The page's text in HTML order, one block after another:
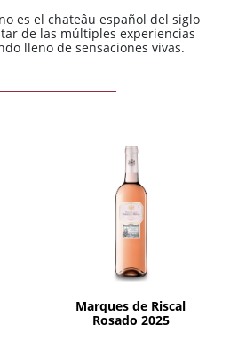
es el chateâu español del siglo
de las múltiples experiencias
lleno de sensaciones vivas.
Marques de Riscal
Rosado 2025
AÑADIR